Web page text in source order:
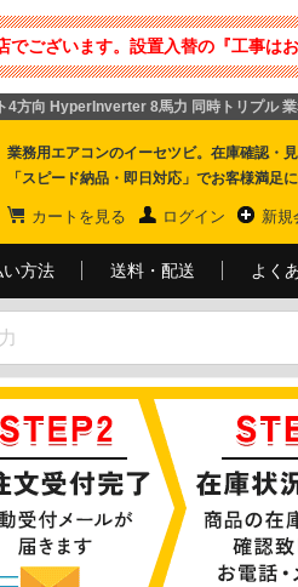
ございます。設置入替の『工事
4方向 HyperInverter 8馬力 同時トリプル
業務用エアコンのイーセツビ。在庫確認・見
「スピード納品・即日対応」でお客様満足に
カートを見る ログイン 新規
い方法 送料・配送 よく